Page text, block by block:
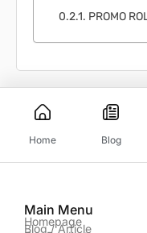
PROMO
Home Blog
Main Menu
Homepage
Blog / Article